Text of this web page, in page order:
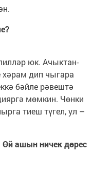
юк. Ачыктан-
хәрам дип чыгара
бәйле рәвештә
мөмкин. Чөнки
тиеш түгел, ул –
Өй ашын ничек дөрес